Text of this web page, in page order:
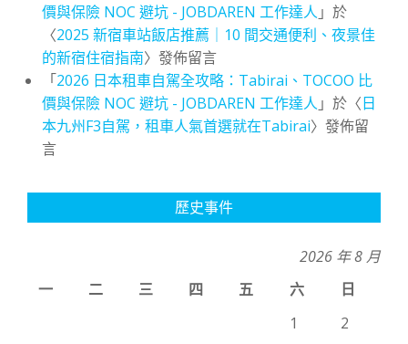
價與保險 NOC 避坑 - JOBDAREN 工作達人 」於
〈2025 新宿車站飯店推薦｜10 間交通便利、夜景佳
的新宿住宿指南〉發佈留言
「2026 日本租車自駕全攻略：Tabirai、TOCOO 比
價與保險 NOC 避坑 - JOBDAREN 工作達人 」於〈日
本九州F3自駕，租車人氣首選就在Tabirai〉發佈留
言
歷史事件
2026 年 8 月
一
二 三 四 五 六
日
1
2